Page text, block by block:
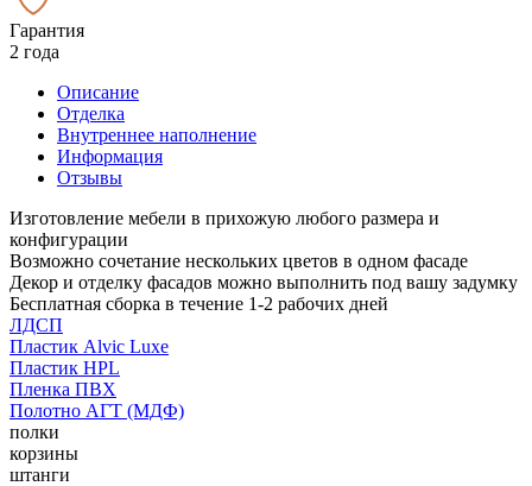
Гарантия
2 года
Описание
Отделка
Внутреннее наполнение
Информация
Отзывы
Изготовление мебели в прихожую любого размера и
конфигурации
Возможно сочетание нескольких цветов в одном фасаде
Декор и отделку фасадов можно выполнить под вашу задумку
Бесплатная сборка в течение 1-2 рабочих дней
ЛДСП
Пластик Alvic Luxe
Пластик HPL
Пленка ПВХ
Полотно АГТ (МДФ)
полки
корзины
штанги